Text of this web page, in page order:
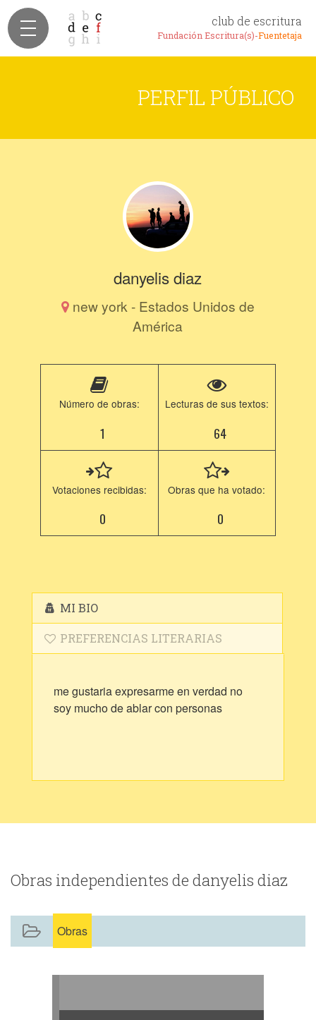
club de escritura
Fundación Escritura(s)-Fuentetaja
PERFIL PÚBLICO
danyelis diaz
new york - Estados Unidos de
América
Número de obras:
1
Lecturas de sus textos:
64
Votaciones recibidas:
0
Obras que ha votado:
0
MI BIO
PREFERENCIAS LITERARIAS
me gustaria expresarme en verdad no
soy mucho de ablar con personas
Obras independientes de danyelis diaz
Obras